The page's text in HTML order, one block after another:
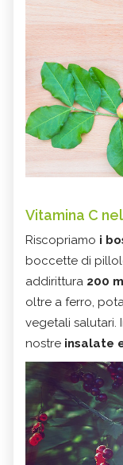
Vitamina C
Riscopriamo i
boccette di
addirittura 200
oltre a ferro,
vegetali salutari.
nostre insalate